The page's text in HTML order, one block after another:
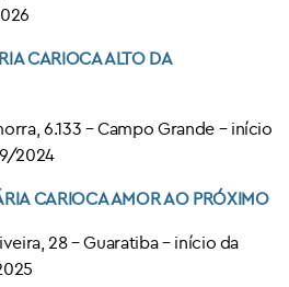
CARIOCAALTO DA
6.133 – Campo Grande – início
2024
CARIOCAAMOR AO PRÓXIMO
28 – Guaratiba – início da